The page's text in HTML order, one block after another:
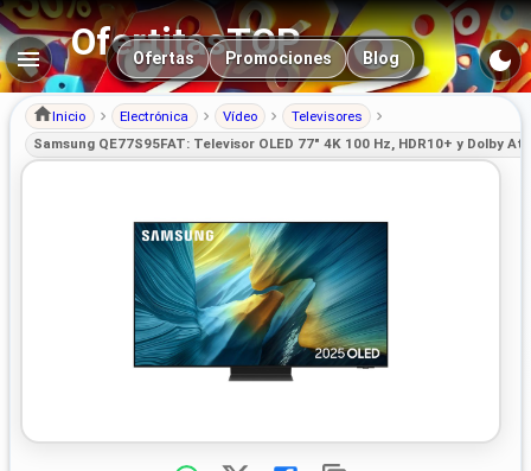
OfertitasTOP
Navegación principal
Ofertas Promociones Blog
Inicio Electrónica Vídeo
Televisores
Samsung QE77S95FAT: Televisor OLED 77" 4K 100 Hz, HDR10+ y Dolby